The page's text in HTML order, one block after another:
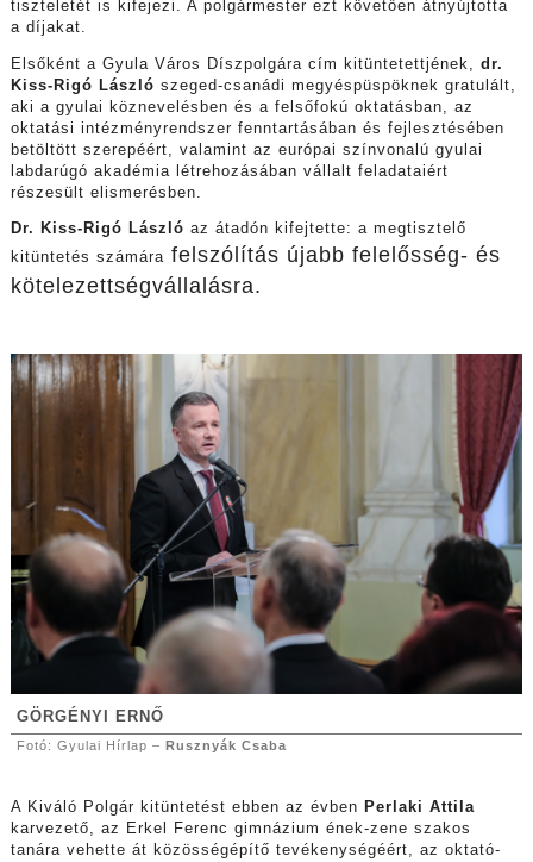
tiszteletét is kifejezi. A polgármester ezt követően átnyújtotta
a díjakat.
Elsőként a Gyula Város Díszpolgára cím kitüntetettjének, dr.
Kiss-Rigó László szeged-csanádi megyéspüspöknek gratulált,
aki a gyulai köznevelésben és a felsőfokú oktatásban, az
oktatási intézményrendszer fenntartásában és fejlesztésében
betöltött szerepéért, valamint az európai színvonalú gyulai
labdarúgó akadémia létrehozásában vállalt feladataiért
részesült elismerésben.
Dr. Kiss-Rigó László az átadón kifejtette: a megtisztelő
kitüntetés számárafelszólítás újabb felelősség- és
kötelezettségvállalásra.
GÖRGÉNYI ERNŐ
Fotó: Gyulai Hírlap – Rusznyák Csaba
A Kiváló Polgár kitüntetést ebben az évben Perlaki Attila
karvezető, az Erkel Ferenc gimnázium ének-zene szakos
tanára vehette át közösségépítő tevékenységéért, az oktató-